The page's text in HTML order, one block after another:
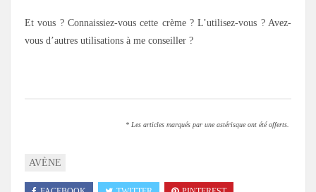
Et vous ? Connaissiez-vous cette crème ? L’utilisez-vous ? Avez-
vous d’autres utilisations à me conseiller ?
* Les articles marqués par une astérisque ont été offerts.
AVÈNE